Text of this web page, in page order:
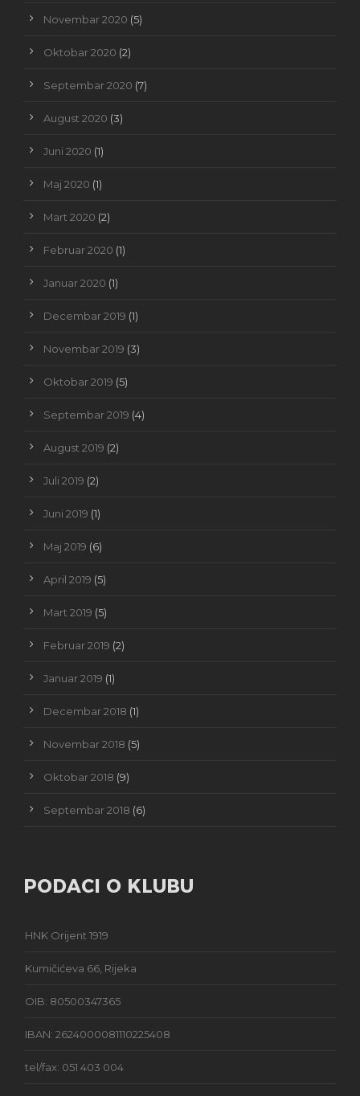
Novembar 2020 (5)
Oktobar 2020 (2)
Septembar 2020 (7)
August 2020 (3)
Juni 2020 (1)
Maj 2020 (1)
Mart 2020 (2)
Februar 2020 (1)
Januar 2020 (1)
Decembar 2019 (1)
Novembar 2019 (3)
Oktobar 2019 (5)
Septembar 2019 (4)
August 2019 (2)
Juli 2019 (2)
Juni 2019 (1)
Maj 2019 (6)
April 2019 (5)
Mart 2019 (5)
Februar 2019 (2)
Januar 2019 (1)
Decembar 2018 (1)
Novembar 2018 (5)
Oktobar 2018 (9)
Septembar 2018 (6)
PODACI O KLUBU
HNK Orijent 1919
Kumičićeva 66, Rijeka
OIB: 80500347365
IBAN: 2624000081110225408
tel/fax: 051 403 004